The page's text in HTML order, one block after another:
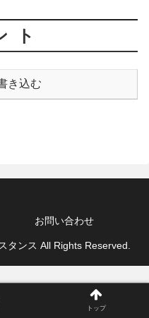
ト
き込む
お問い合わせ
ンス All Rights Reserved.
トップ